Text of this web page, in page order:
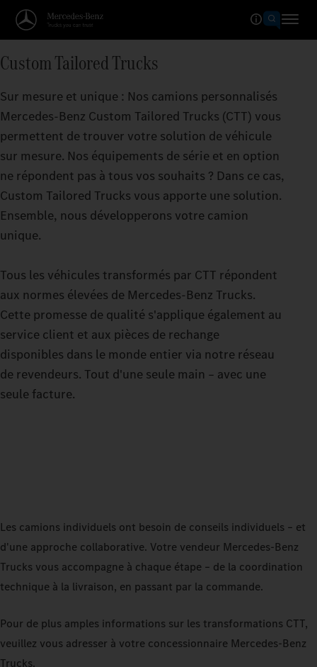
Custom Tailored Trucks
Sur mesure et unique : Nos camions personnalisés
Mercedes‑Benz Custom Tailored Trucks (CTT) vous
permettent de trouver votre solution de véhicule
sur mesure. Nos équipements de série et en option
ne répondent pas à tous vos souhaits ? Dans ce cas,
Custom Tailored Trucks vous apporte une solution.
Ensemble, nous développerons votre camion
unique.
Tous les véhicules transformés par CTT répondent
aux normes élevées de Mercedes‑Benz Trucks.
Cette promesse de qualité s'applique également au
service client et aux pièces de rechange
disponibles dans le monde entier via notre réseau
de revendeurs. Tout d'une seule main – avec une
seule facture.
Les camions individuels ont besoin de conseils individuels – et
d'une approche collaborative. Votre vendeur Mercedes‑Benz
Trucks vous accompagne à chaque étape – de la coordination
technique à la livraison, en passant par la commande.
Pour de plus amples informations sur les transformations CTT,
veuillez vous adresser à votre concessionnaire Mercedes‑Benz
Trucks.